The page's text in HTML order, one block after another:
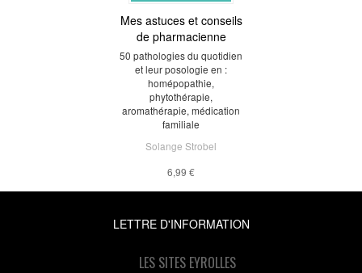
Mes astuces et conseils
de pharmacienne
50 pathologies du quotidien
et leur posologie en :
homépopathie,
phytothérapie,
aromathérapie, médication
familiale
Solange Strobel
6,99 €
LETTRE D'INFORMATION
LES SITES EYROLLES